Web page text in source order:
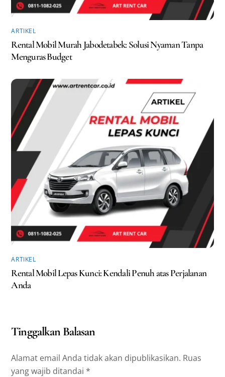
ARTIKEL
Rental Mobil Murah Jabodetabek: Solusi Nyaman Tanpa
Menguras Budget
ARTIKEL
Rental Mobil Lepas Kunci: Kendali Penuh atas Perjalanan
Anda
Tinggalkan Balasan
Alamat email Anda tidak akan dipublikasikan. Ruas
yang wajib ditandai *